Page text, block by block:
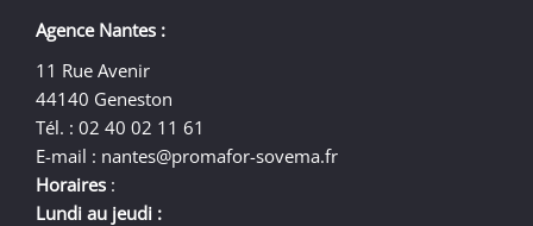
Agence Nantes :
11 Rue Avenir
44140 Geneston
Tél. : 02 40 02 11 61
E-mail : nantes@promafor-sovema.fr
Horaires :
Lundi au jeudi :